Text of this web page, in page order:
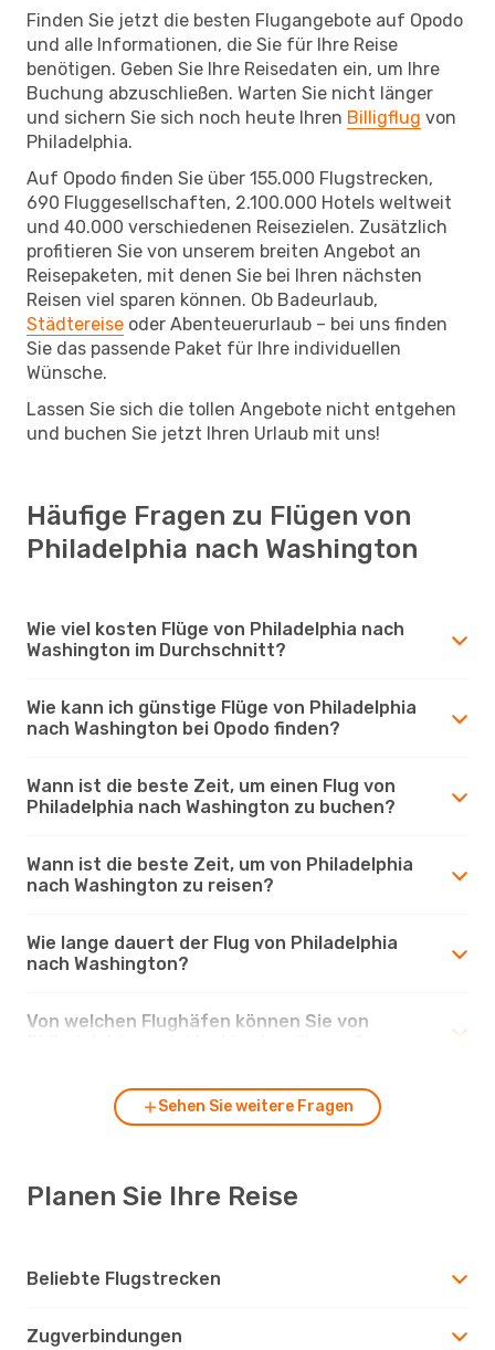
Finden Sie jetzt die besten Flugangebote auf Opodo
und alle Informationen, die Sie für Ihre Reise
benötigen. Geben Sie Ihre Reisedaten ein, um Ihre
Buchung abzuschließen. Warten Sie nicht länger
und sichern Sie sich noch heute Ihren Billigflug von
Philadelphia.
Auf Opodo finden Sie über 155.000 Flugstrecken,
690 Fluggesellschaften, 2.100.000 Hotels weltweit
und 40.000 verschiedenen Reisezielen. Zusätzlich
profitieren Sie von unserem breiten Angebot an
Reisepaketen, mit denen Sie bei Ihren nächsten
Reisen viel sparen können. Ob Badeurlaub,
Städtereise oder Abenteuerurlaub – bei uns finden
Sie das passende Paket für Ihre individuellen
Wünsche.
Lassen Sie sich die tollen Angebote nicht entgehen
und buchen Sie jetzt Ihren Urlaub mit uns!
Häufige Fragen zu Flügen von
Philadelphia nach Washington
Wie viel kosten Flüge von Philadelphia nach
Washington im Durchschnitt?
Wie kann ich günstige Flüge von Philadelphia
nach Washington bei Opodo finden?
Wann ist die beste Zeit, um einen Flug von
Philadelphia nach Washington zu buchen?
Wann ist die beste Zeit, um von Philadelphia
nach Washington zu reisen?
Wie lange dauert der Flug von Philadelphia
nach Washington?
Von welchen Flughäfen können Sie von
Sehen Sie weitere Fragen
Planen Sie Ihre Reise
Beliebte Flugstrecken
Zugverbindungen